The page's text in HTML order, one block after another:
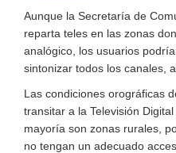
Aunque la Secretaría de
reparta teles en las zonas
analógico, los usuarios
sintonizar todos los canales,
Las condiciones orográficas
transitar a la Televisión
mayoría son zonas rurales,
no tengan un adecuado